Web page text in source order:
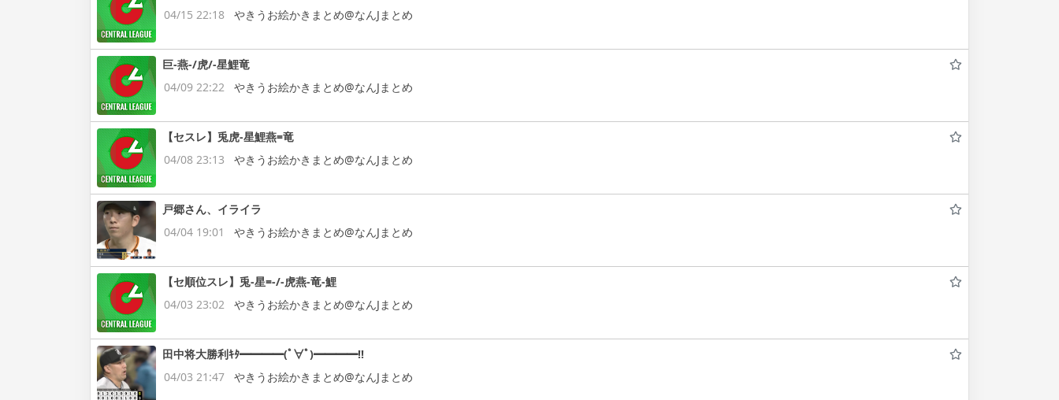
04/15 22:18
やきうお絵かきまとめ@なんJまとめ
巨-燕-/虎/-星鯉竜
04/09 22:22
やきうお絵かきまとめ@なんJまとめ
【セスレ】兎虎-星鯉燕=竜
04/08 23:13
やきうお絵かきまとめ@なんJまとめ
戸郷さん、イライラ
04/04 19:01
やきうお絵かきまとめ@なんJまとめ
【セ順位スレ】兎-星=-/-虎燕-竜-鯉
04/03 23:02
やきうお絵かきまとめ@なんJまとめ
田中将大勝利ｷﾀ━━━━(ﾟ∀ﾟ)━━━━!!
04/03 21:47
やきうお絵かきまとめ@なんJまとめ